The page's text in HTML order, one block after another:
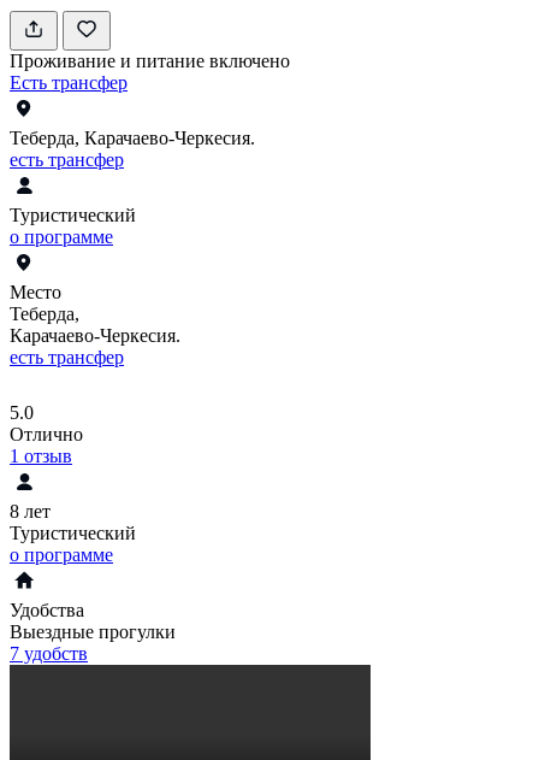
Проживание и питание включено
Есть трансфер
Теберда, Карачаево-Черкесия.
есть трансфер
Туристический
о программе
Место
Теберда,
Карачаево-Черкесия.
есть трансфер
5.0
Отлично
1 отзыв
8 лет
Туристический
о программе
Удобства
Выездные прогулки
7 удобств